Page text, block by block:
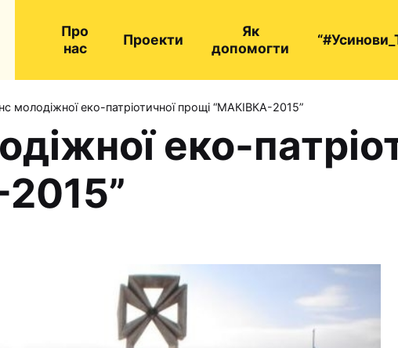
Про
нас
Проекти
Як
допомогти
молодіжної еко-патріотичної прощі “МАКІВКА-2015”
еко-